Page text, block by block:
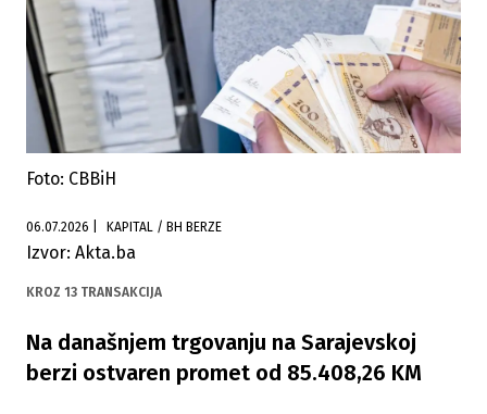
Foto: CBBiH
06.07.2026 KAPITAL / BH BERZE
Izvor: Akta.ba
KROZ 13 TRANSAKCIJA
Na današnjem trgovanju na Sarajevskoj
berzi ostvaren promet od 85.408,26 KM